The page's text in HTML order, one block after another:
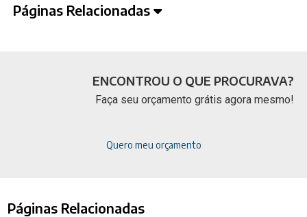
Páginas Relacionadas
ENCONTROU O QUE PROCURAVA?
Faça seu orçamento grátis agora mesmo!
Quero meu orçamento
Páginas Relacionadas